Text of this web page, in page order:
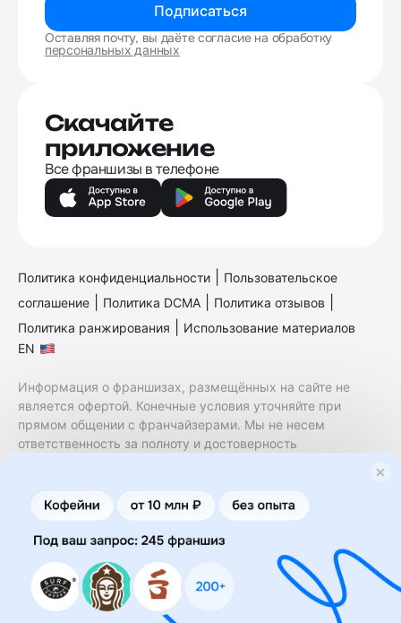
Подписаться
Оставляя почту, вы даёте согласие на обработку
персональных данных
Скачайте
приложение
Все франшизы в телефоне
Политика конфиденциальности
Пользовательское
соглашение
Политика DCMA Политика отзывов
Политика ранжирования
Использование материалов
EN
Информация о франшизах, размещённых на сайте не
является офертой. Конечные условия уточняйте при
прямом общении с франчайзерами. Мы не несем
ответственность за полноту и достоверность
финансовые услуги. Заключение договоров
коммерческой концессии (франчайзинга) осуществляется
правообладателями/их представителями. Бизнесменс.ру
не является посредником или представителем
правообладателя и не несет ответственность за условия
предоставления франшизы и действия лиц,
осуществленные на основании информации, имеющейся